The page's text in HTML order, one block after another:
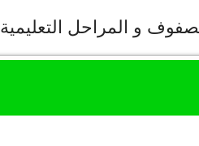
و المراحل التعليمية